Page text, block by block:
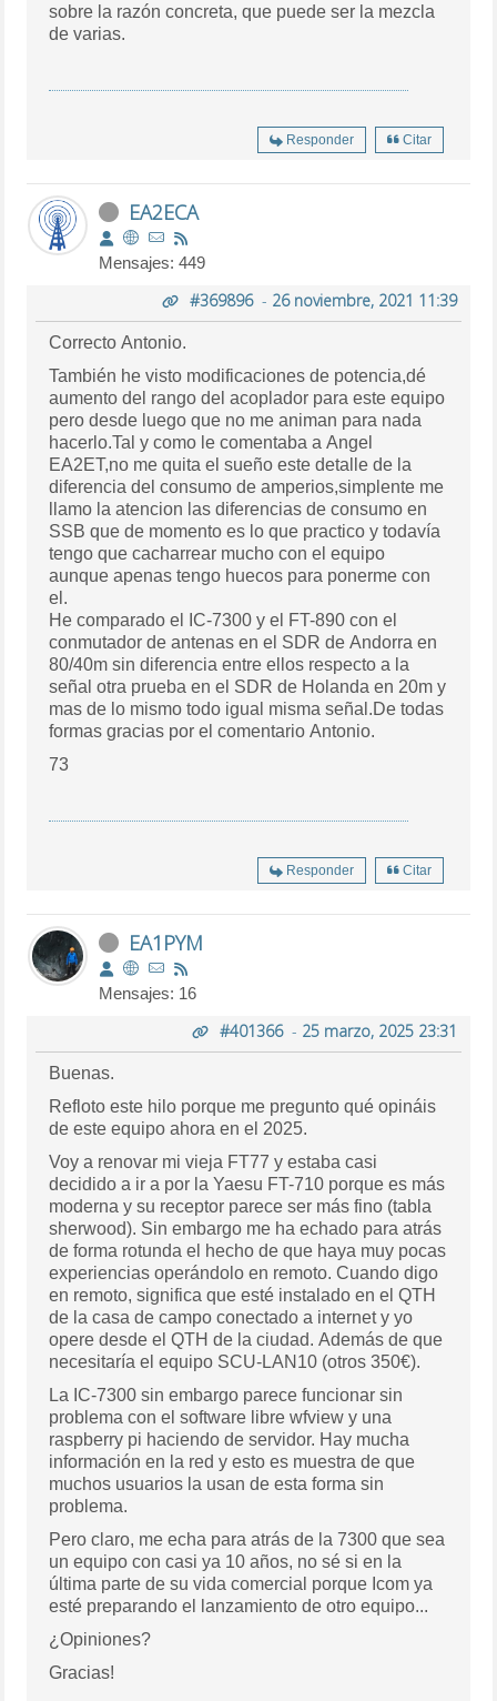
sobre la razón concreta, que puede ser la mezcla
de varias.
Responder Citar
EA2ECA
Mensajes: 449
#369896- 26 noviembre, 2021 11:39
Correcto Antonio.
También he visto modificaciones de potencia,dé
aumento del rango del acoplador para este equipo
pero desde luego que no me animan para nada
hacerlo.Tal y como le comentaba a Angel
EA2ET,no me quita el sueño este detalle de la
diferencia del consumo de amperios,simplente me
llamo la atencion las diferencias de consumo en
SSB que de momento es lo que practico y todavía
tengo que cacharrear mucho con el equipo
aunque apenas tengo huecos para ponerme con
el.
He comparado el IC-7300 y el FT-890 con el
conmutador de antenas en el SDR de Andorra en
80/40m sin diferencia entre ellos respecto a la
señal otra prueba en el SDR de Holanda en 20m y
mas de lo mismo todo igual misma señal.De todas
formas gracias por el comentario Antonio.
73
Responder Citar
EA1PYM
Mensajes: 16
#401366- 25 marzo, 2025 23:31
Buenas.
Refloto este hilo porque me pregunto qué opináis
de este equipo ahora en el 2025.
Voy a renovar mi vieja FT77 y estaba casi
decidido a ir a por la Yaesu FT-710 porque es más
moderna y su receptor parece ser más fino (tabla
sherwood). Sin embargo me ha echado para atrás
de forma rotunda el hecho de que haya muy pocas
experiencias operándolo en remoto. Cuando digo
en remoto, significa que esté instalado en el QTH
de la casa de campo conectado a internet y yo
opere desde el QTH de la ciudad. Además de que
necesitaría el equipo SCU-LAN10 (otros 350€).
La IC-7300 sin embargo parece funcionar sin
problema con el software libre wfview y una
raspberry pi haciendo de servidor. Hay mucha
información en la red y esto es muestra de que
muchos usuarios la usan de esta forma sin
problema.
Pero claro, me echa para atrás de la 7300 que sea
un equipo con casi ya 10 años, no sé si en la
última parte de su vida comercial porque Icom ya
esté preparando el lanzamiento de otro equipo...
¿Opiniones?
Gracias!